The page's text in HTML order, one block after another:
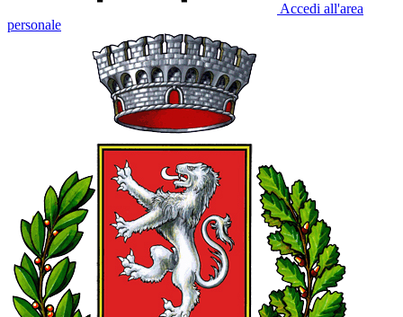
Accedi all'area
personale